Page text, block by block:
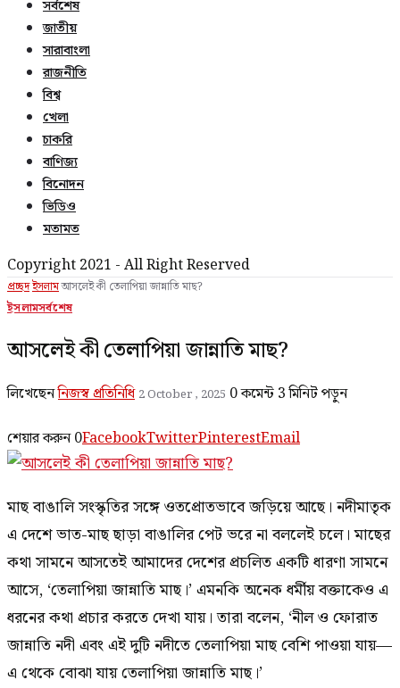
সর্বশেষ
জাতীয়
সারাবাংলা
রাজনীতি
বিশ্ব
খেলা
চাকরি
বাণিজ্য
বিনোদন
ভিডিও
মতামত
Copyright 2021 - All Right Reserved
প্রচ্ছদইসলামআসলেই কী তেলাপিয়া জান্নাতি মাছ?
ইসলামসর্বশেষ
আসলেই কী তেলাপিয়া জান্নাতি মাছ?
লিখেছেননিজস্ব প্রতিনিধি 2 October , 2025 0 কমেন্ট 3 মিনিট পড়ুন
শেয়ার করুন 0FacebookTwitterPinterestEmail
মাছ বাঙালি সংস্কৃতির সঙ্গে ওতপ্রোতভাবে জড়িয়ে আছে। নদীমাতৃক
এ দেশে ভাত-মাছ ছাড়া বাঙালির পেট ভরে না বললেই চলে। মাছের
কথা সামনে আসতেই আমাদের দেশের প্রচলিত একটি ধারণা সামনে
আসে, ‘তেলাপিয়া জান্নাতি মাছ।’ এমনকি অনেক ধর্মীয় বক্তাকেও এ
ধরনের কথা প্রচার করতে দেখা যায়। তারা বলেন, ‘নীল ও ফোরাত
জান্নাতি নদী এবং এই দুটি নদীতে তেলাপিয়া মাছ বেশি পাওয়া যায়—
এ থেকে বোঝা যায় তেলাপিয়া জান্নাতি মাছ।’